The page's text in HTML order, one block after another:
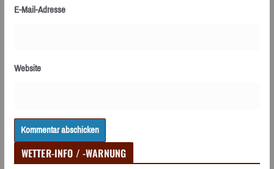
E-Mail-Adresse
Website
WETTER-INFO / -WARNUNG